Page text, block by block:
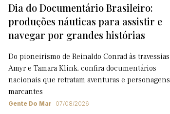
Dia do Documentário Brasileiro:
produções náuticas para assistir e
navegar por grandes histórias
Do pioneirismo de Reinaldo Conrad às
Amyr e Tamara Klink, confira documentários
nacionais que retratam aventuras e personagens
marcantes
Gente Do Mar 07/08/2026